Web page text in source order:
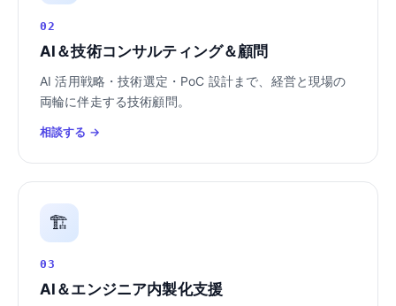
02
AI＆技術コンサルティング＆顧問
AI 活用戦略・技術選定・PoC 設計まで、経営と現場の
両輪に伴走する技術顧問。
相談する →
🏗️
03
AI＆エンジニア内製化支援